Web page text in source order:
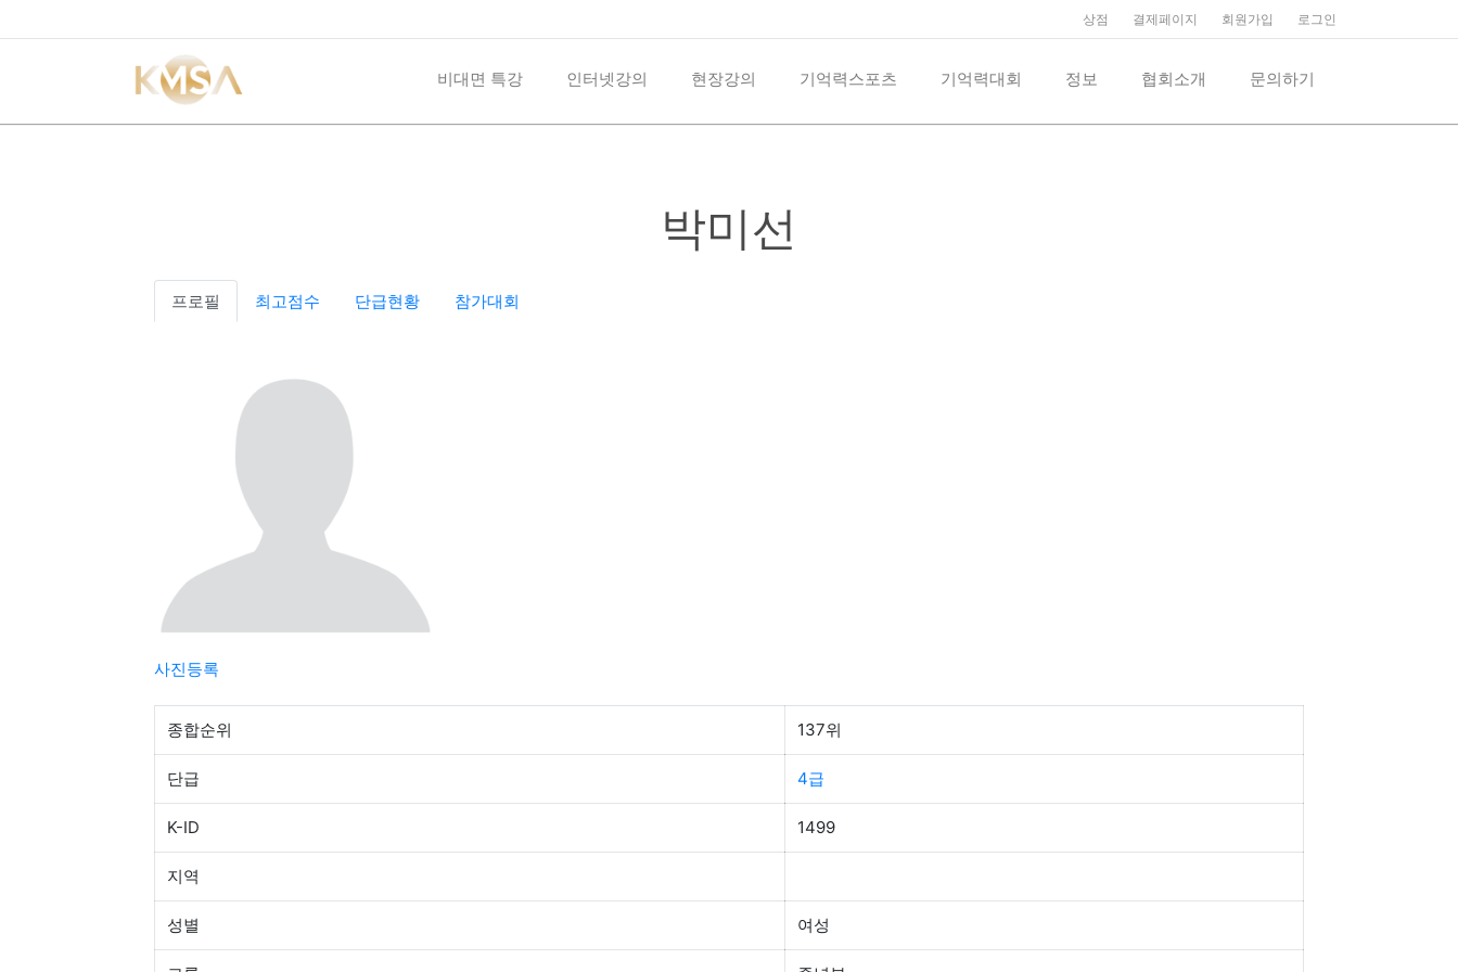
상점 결제페이지 회원가입 로그인
비대면 특강 인터넷강의 현장강의 기억력스포츠 기억력대회 정보 협회소개 문의하기
박미선
프로필 최고점수 단급현황 참가대회
사진등록
종합순위 137위
단급 4급
K-ID 1499
지역
성별 여성